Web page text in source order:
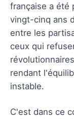
française a été
vingt-cinq ans
entre les
ceux qui
rendant
instable.
C'est dans ce